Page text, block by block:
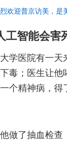
欢迎普京访美，是
工智能会害
学医院有一天
毒；医生让他
个精神病，得
做了抽血检